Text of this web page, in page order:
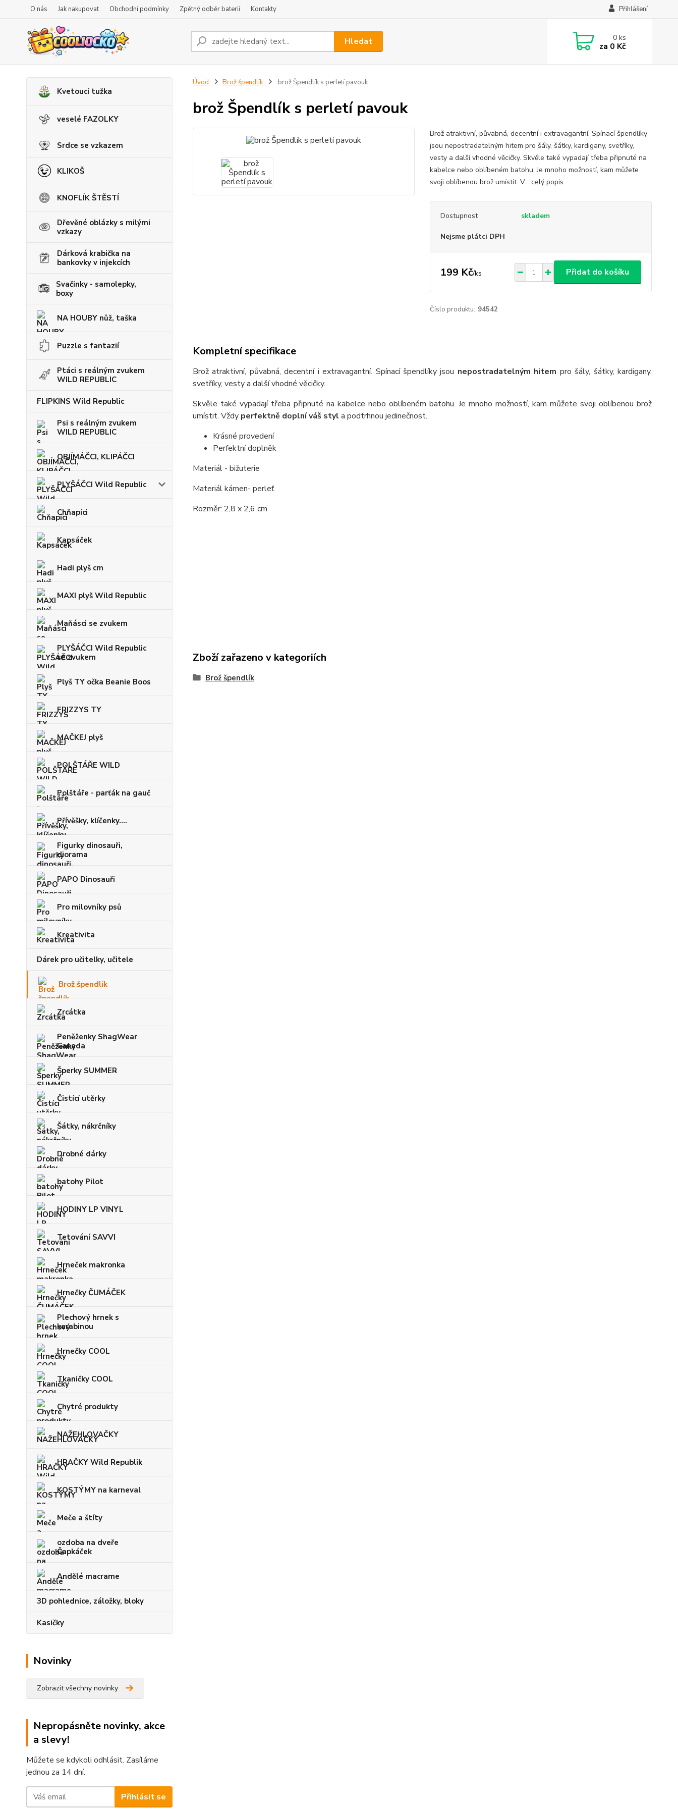
O nás Jak nakupovat Obchodní podmínky Zpětný odběr baterií Kontakty Přihlášení
Hledat 0ks
za 0 Kč
Kvetoucí tužka
veselé FAZOLKY
Srdce se vzkazem
KLIKOŠ
KNOFLÍK ŠTĚSTÍ
Dřevěné oblázky s milými
vzkazy
Dárková krabička na
bankovky v injekcích
Svačinky - samolepky,
boxy
NA HOUBY nůž, taška
Puzzle s fantazií
Ptáci s reálným zvukem
WILD REPUBLIC
FLIPKINS Wild Republic
Psi s reálným zvukem
WILD REPUBLIC
OBJÍMÁČCI, KLIPÁČCI
PLYŠÁČCI Wild Republic
Chňapíci
Kapsáček
Hadi plyš cm
MAXI plyš Wild Republic
Maňásci se zvukem
PLYŠÁČCI Wild Republic
se zvukem
Plyš TY očka Beanie Boos
FRIZZYS TY
MAČKEJ plyš
POLŠTÁŘE WILD
Polštáře - parťák na gauč
Přívěšky, klíčenky....
Figurky dinosauři,
diorama
PAPO Dinosauři
Pro milovníky psů
Kreativita
Dárek pro učitelky, učitele
Brož špendlík
Zrcátka
Peněženky ShagWear
Canada
Šperky SUMMER
Čistící utěrky
Šátky, nákrčníky
Drobné dárky
batohy Pilot
HODINY LP VINYL
Tetování SAVVI
Hrneček makronka
Hrnečky ČUMÁČEK
Plechový hrnek s
karabinou
Hrnečky COOL
Tkaničky COOL
Chytré produkty
NAŽEHLOVAČKY
HRAČKY Wild Republik
KOSTÝMY na karneval
Meče a štíty
ozdoba na dveře
Čapkáček
Andělé macrame
3D pohlednice, záložky, bloky
Kasičky
Novinky
Zobrazit všechny novinky
Nepropásněte novinky, akce
a slevy!
Můžete se kdykoli odhlásit. Zasíláme
jednou za 14 dní.
Přihlásit se
Úvod Brož špendlík brož Špendlík s perletí pavouk
brož Špendlík s perletí pavouk
Brož atraktivní, půvabná, decentní i extravagantní. Spínací špendlíky
jsou nepostradatelným hitem pro šály, šátky, kardigany, svetříky,
vesty a další vhodné věcičky. Skvěle také vypadají třeba připnuté na
kabelce nebo oblíbeném batohu. Je mnoho možností, kam můžete
svoji oblíbenou brož umístit. V... celý popis
Dostupnost skladem
Nejsme plátci DPH
199 Kč/ks Přidat do košíku
Číslo produktu: 94542
Kompletní specifikace
Brož atraktivní, půvabná, decentní i extravagantní. Spínací špendlíky jsou nepostradatelným hitem pro šály, šátky, kardigany,
svetříky, vesty a další vhodné věcičky.
Skvěle také vypadají třeba připnuté na kabelce nebo oblíbeném batohu. Je mnoho možností, kam můžete svoji oblíbenou brož
umístit. Vždy perfektně doplní váš styl a podtrhnou jedinečnost.
Krásné provedení
Perfektní doplněk
Materiál - bižuterie
Materiál kámen- perleť
Rozměr: 2,8 x 2,6 cm
Zboží zařazeno v kategoriích
Brož špendlík